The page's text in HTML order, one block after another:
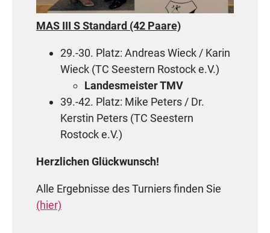
MAS III S Standard (42 Paare)
29.-30. Platz: Andreas Wieck / Karin
Wieck (TC Seestern Rostock e.V.)
Landesmeister TMV
39.-42. Platz: Mike Peters / Dr.
Kerstin Peters (TC Seestern
Rostock e.V.)
Herzlichen Glückwunsch!
Alle Ergebnisse des Turniers finden Sie
(hier)